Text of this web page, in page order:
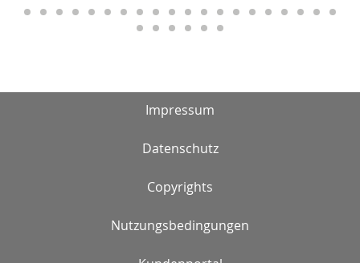
Impressum
Datenschutz
Copyrights
Nutzungsbedingungen